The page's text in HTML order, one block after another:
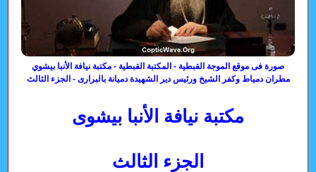
صورة فى موقع الموجة القبطية - المكتبة القبطية - مكتبة نيافة الأنبا بيشوي
مطران دمياط وكفر الشيخ ورئيس دير الشهيدة دميانة بالبرارى - الجزء الثالث
مكتبة نيافة الأنبا بيشوى
الجزء الثالث